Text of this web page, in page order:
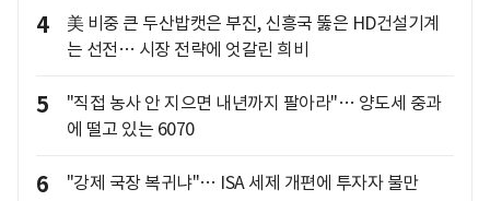
4
美 비중 큰 두산밥캣은 부진, 신흥국 뚫은 HD건설기계
는 선전… 시장 전략에 엇갈린 희비
5
"직접 농사 안 지으면 내년까지 팔아라"… 양도세 중과
에 떨고 있는 6070
6 "강제 국장 복귀냐"… ISA 세제 개편에 투자자 불만